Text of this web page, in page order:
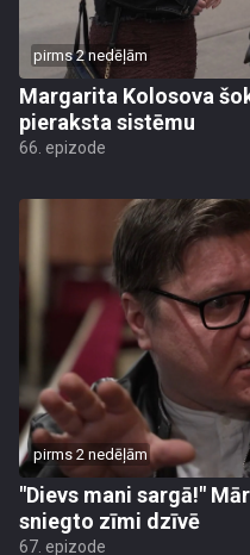
pirms 2 nedēļām
Margarita Kolosova
pieraksta sistēmu
66. epizode
pirms 2 nedēļām
"Dievs mani sargā!"
sniegto zīmi dzīvē
67. epizode